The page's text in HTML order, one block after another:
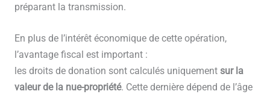
préparant la transmission.
En plus de l’intérêt économique de cette opération,
l’avantage fiscal est important :
les droits de donation sont calculés uniquement sur la
valeur de la nue-propriété. Cette dernière dépend de l’âge